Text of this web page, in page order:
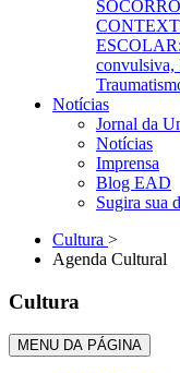
convulsiva,
Notícias
Jornal da
Notícias
Imprensa
Blog EAD
Sugira sua
Cultura >
Agenda Cultural
Cultura
MENU DA PÁGINA